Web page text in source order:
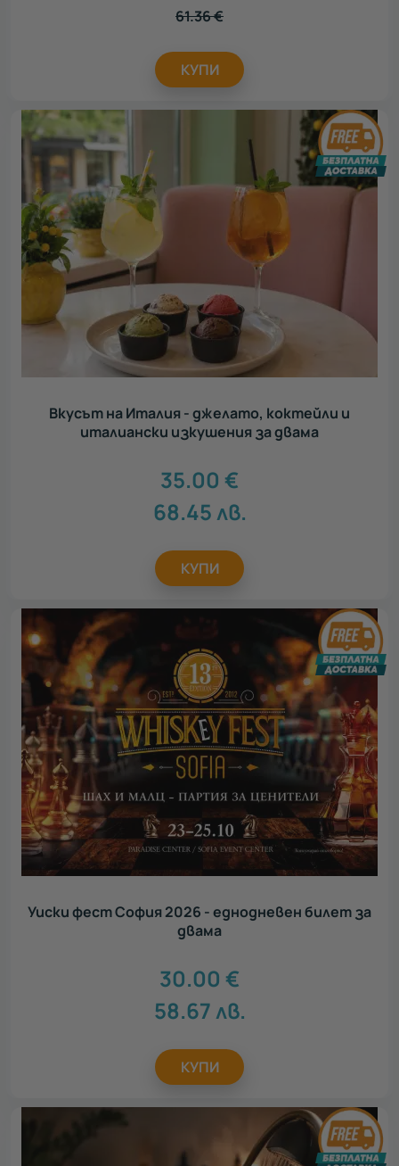
61.36€
КУПИ
Вкусът на Италия - джелато, коктейли и
италиански изкушения за двама
35.00 €
68.45лв.
КУПИ
Уиски фест София 2026 - еднодневен билет за
двама
30.00 €
58.67лв.
КУПИ